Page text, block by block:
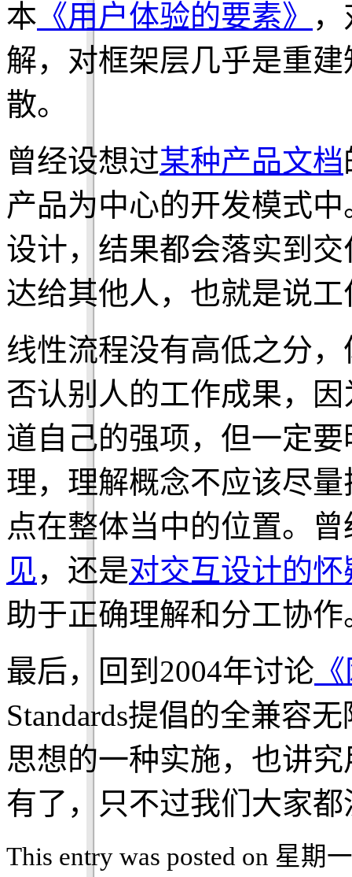
本 《用户体验的要素》
解，对框架层几乎是重
散。
曾经设想过某种产品文档
产品为中心的开发模式
设计，结果都会落实到
达给其他人，也就是说
线性流程没有高低之分
否认别人的工作成果，
道自己的强项，但一定
理，理解概念不应该尽
点在整体当中的位置。
见，还是对交互设计的怀
助于正确理解和分工协作
最后，回到2004年讨论
Standards提倡的全兼容
思想的一种实施，也讲
有了，只不过我们大家
This entry was posted on 星期